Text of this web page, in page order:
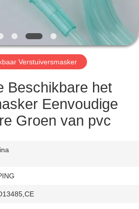
Verstuiversmasker
Beschikbare het
Eenvoudige
Groen van pvc